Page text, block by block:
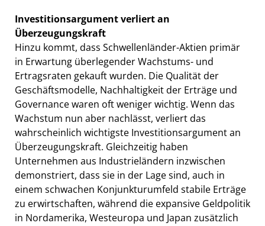
Investitionsargument verliert an
Überzeugungskraft
Hinzu kommt, dass Schwellenländer-Aktien primär
in Erwartung überlegender Wachstums- und
Ertragsraten gekauft wurden. Die Qualität der
Geschäftsmodelle, Nachhaltigkeit der Erträge und
Governance waren oft weniger wichtig. Wenn das
Wachstum nun aber nachlässt, verliert das
wahrscheinlich wichtigste Investitionsargument an
Überzeugungskraft. Gleichzeitig haben
Unternehmen aus Industrieländern inzwischen
demonstriert, dass sie in der Lage sind, auch in
einem schwachen Konjunkturumfeld stabile Erträge
zu erwirtschaften, während die expansive Geldpolitik
in Nordamerika, Westeuropa und Japan zusätzlich